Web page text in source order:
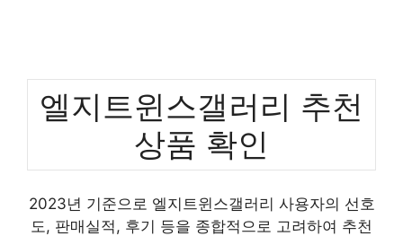
엘지트윈스갤러리 추천
상품 확인
2023년 기준으로 엘지트윈스갤러리 사용자의 선호
도, 판매실적, 후기 등을 종합적으로 고려하여 추천